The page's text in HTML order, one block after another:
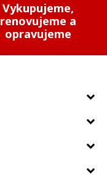
Vykupujeme,
renovujeme a
opravujeme